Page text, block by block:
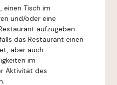
einen Tisch im
und/oder eine
aufzugeben
das Restaurant einen
aber auch
im
Aktivität des